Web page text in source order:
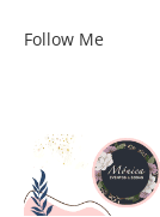
Follow Me